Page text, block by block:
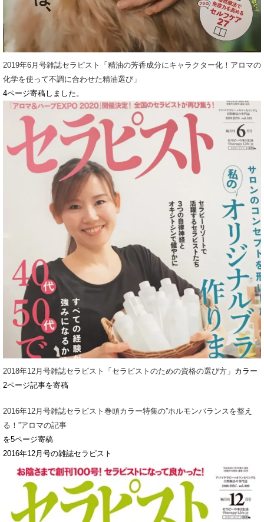
2019年6月号雑誌セラピスト「精油の芳香成分にキャラクター化！アロマの
化学を使って不調に合わせた精油選び」
4ページ寄稿しました。
2018年12月号雑誌セラピスト「セラピストのための資格の選び方」 カラー
2ページ記事を寄稿
2016年12月号雑誌セラピスト巻頭カラー特集の”ホルモンバランスを整え
る！”アロマの記事
を5ページ寄稿
2016年12月号の雑誌セラピスト